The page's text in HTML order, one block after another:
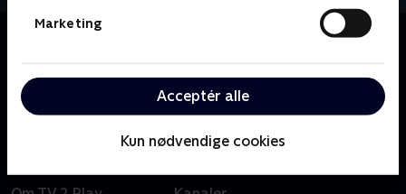
Marketing
Acceptér alle
Kun nødvendige cookies
disciplinen, der kæmper om prestigefyldt metal til
vinter-OL i Milano Cortina.